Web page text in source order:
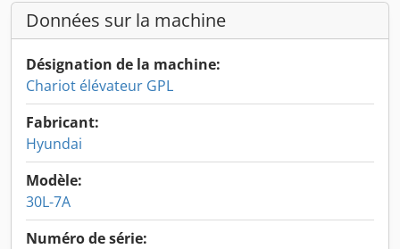
Données sur la machine
Désignation de la machine:
Chariot élévateur GPL
Fabricant:
Hyundai
Modèle:
30L-7A
Numéro de série: